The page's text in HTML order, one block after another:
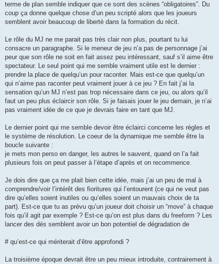
terme de plan semble indiquer que ce sont des scènes “obligatoires”. Du
coup ça donne quelque chose d’un peu scripté alors que les joueurs
semblent avoir beaucoup de liberté dans la formation du récit.
Le rôle du MJ ne me parait pas très clair non plus, pourtant tu lui
consacre un paragraphe. Si le meneur de jeu n’a pas de personnage j’ai
peur que son rôle ne soit en fait assez peu intéressant, sauf s’il aime être
spectateur. Le seul point qui me semble vraiment utile est le dernier :
prendre la place de quelqu’un pour raconter. Mais est-ce que quelqu’un
qui n’aime pas raconter peut vraiment jouer à ce jeu ? En fait j’ai la
sensation qu’un MJ n’est pas trop nécessaire dans ce jeu, ou alors qu’il
faut un peu plus éclaircir son rôle. Si je faisais jouer le jeu demain, je n’ai
pas vraiment idée de ce que je devrais faire en tant que MJ.
Le dernier point qui me semble devoir être éclairci concerne les règles et
le système de résolution. Le coeur de la dynamique me semble être la
boucle suivante :
je mets mon perso en danger, les autres le sauvent, quand on l’a fait
plusieurs fois on peut passer à l’étape d’après et on recommence.
Je dois dire que ça me plait bien cette idée, mais j’ai un peu de mal à
comprendre/voir l’intérêt des fioritures qui l’entourent (ce qui ne veut pas
dire qu’elles soient inutiles ou qu’elles soient un mauvais choix de ta
part). Est-ce que tu as prévu qu’un joueur doit choisir un “move” à chaque
fois qu’il agit par exemple ? Est-ce qu’on est plus dans du freeform ? Les
lancer des dés semblent avoir un bon potentiel de dégradation de
# qu’est-ce qui mériterait d’être approfondi ?
La troisième époque devrait être un peu mieux introduite, contrairement à